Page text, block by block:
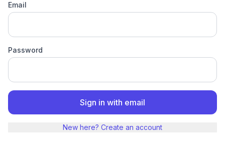
Email
Password
Sign in with email
New here? Create an account